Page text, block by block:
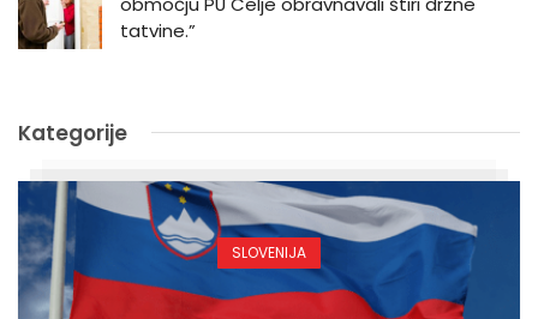
tatvine.”
Kategorije
SLOVENIJA